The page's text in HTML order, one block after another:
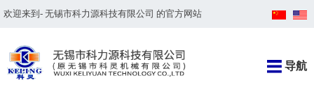
欢迎来到- 无锡市科力源科技有限公司 的官方网站
导航